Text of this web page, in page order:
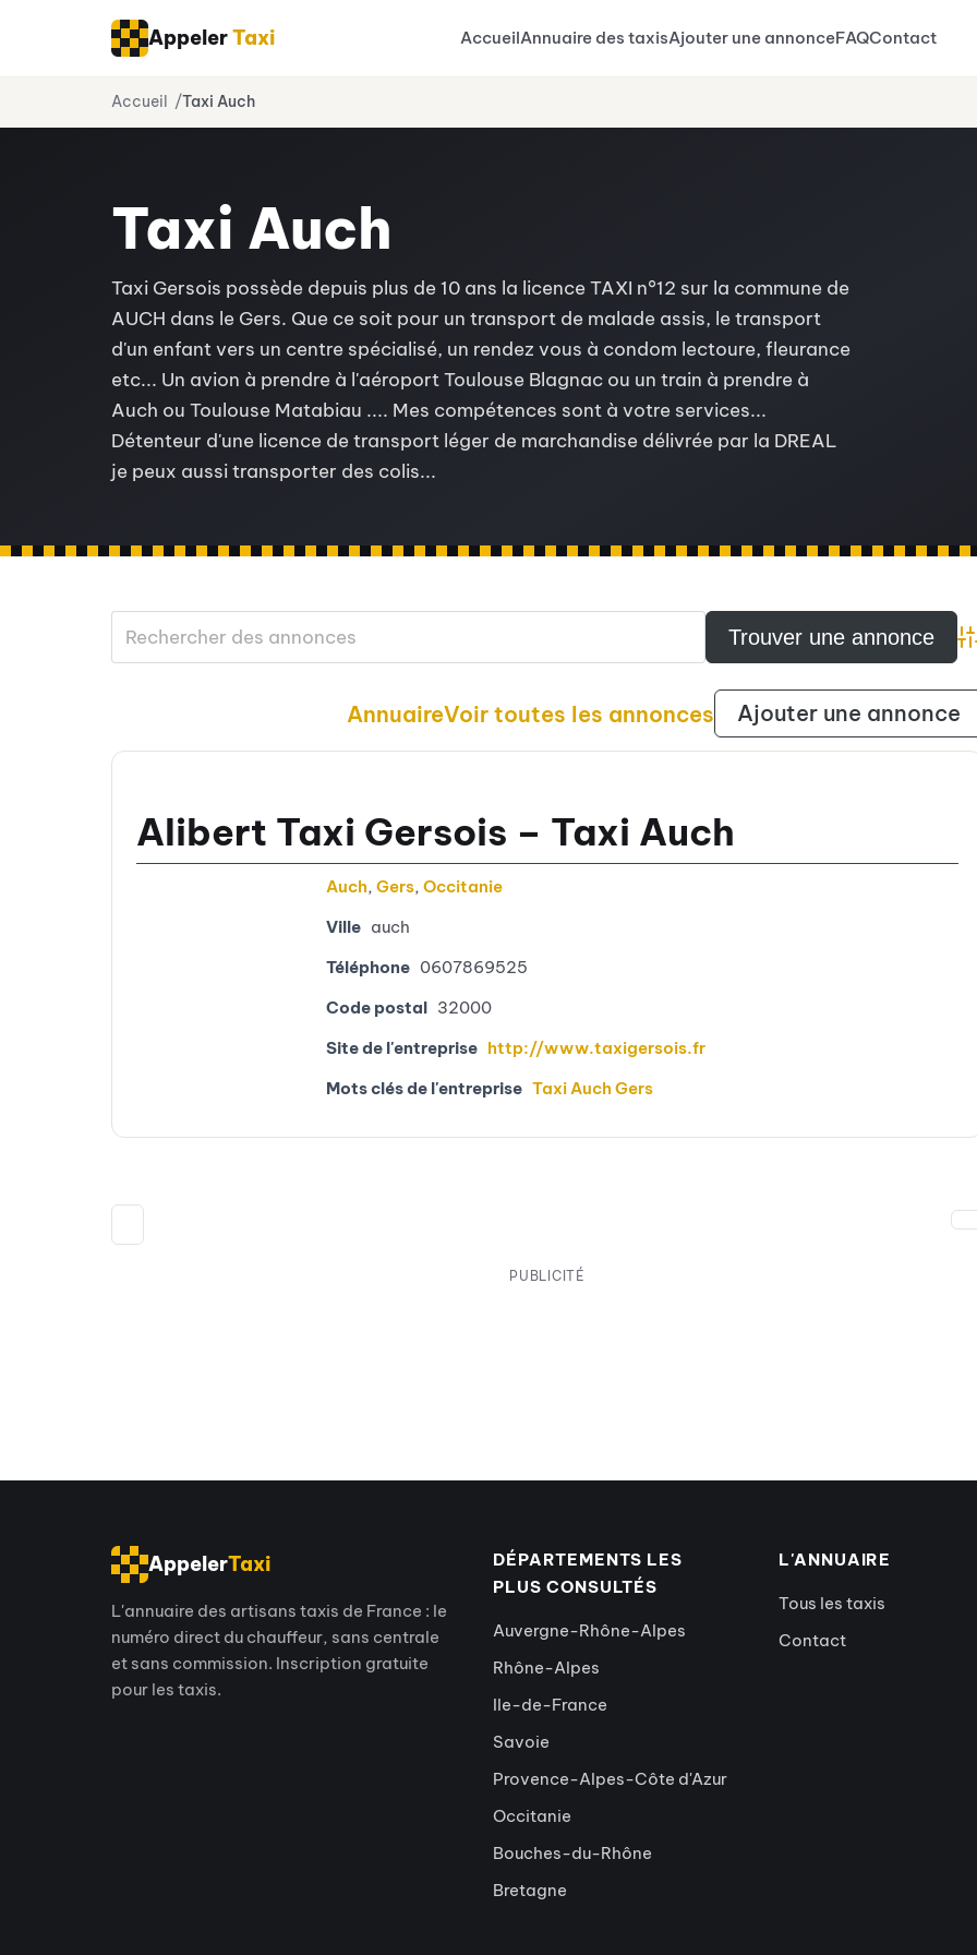
AppelerTaxi AccueilAnnuaire des taxisAjouter une annonceFAQContact
Accueil Taxi Auch
Taxi Auch
Taxi Gersois possède depuis plus de 10 ans la licence TAXI n°12 sur la commune de
AUCH dans le Gers. Que ce soit pour un transport de malade assis, le transport
d'un enfant vers un centre spécialisé, un rendez vous à condom lectoure, fleurance
etc... Un avion à prendre à l'aéroport Toulouse Blagnac ou un train à prendre à
Auch ou Toulouse Matabiau .... Mes compétences sont à votre services...
Détenteur d'une licence de transport léger de marchandise délivrée par la DREAL
je peux aussi transporter des colis...
AnnuaireVoir toutes les annonces Ajouter une annonce
Alibert Taxi Gersois – Taxi Auch
Auch, Gers, Occitanie
Ville auch
Téléphone 0607869525
Code postal 32000
Site de l'entreprise http://www.taxigersois.fr
Mots clés de l'entreprise Taxi Auch Gers
PUBLICITÉ
AppelerTaxi
L'annuaire des artisans taxis de France : le
numéro direct du chauffeur, sans centrale
et sans commission. Inscription gratuite
pour les taxis.
DÉPARTEMENTS LES
PLUS CONSULTÉS
Auvergne-Rhône-Alpes
Rhône-Alpes
Ile-de-France
Savoie
Provence-Alpes-Côte d'Azur
Occitanie
Bouches-du-Rhône
Bretagne
L'ANNUAIRE
Tous les taxis
Contact